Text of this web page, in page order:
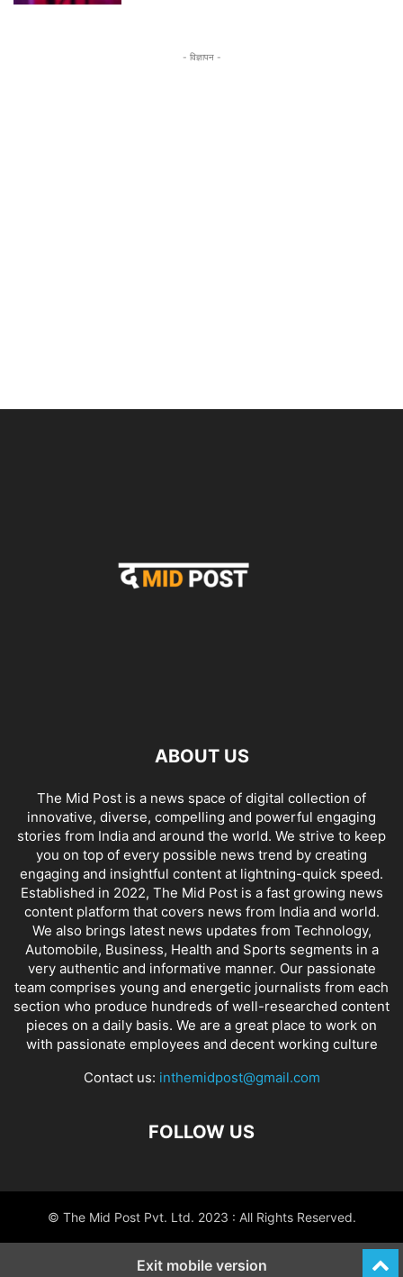
- विज्ञापन -
ABOUT US
The Mid Post is a news space of digital collection of
innovative, diverse, compelling and powerful engaging
stories from India and around the world. We strive to keep
you on top of every possible news trend by creating
engaging and insightful content at lightning-quick speed.
Established in 2022, The Mid Post is a fast growing news
content platform that covers news from India and world.
We also brings latest news updates from Technology,
Automobile, Business, Health and Sports segments in a
very authentic and informative manner. Our passionate
team comprises young and energetic journalists from each
section who produce hundreds of well-researched content
pieces on a daily basis. We are a great place to work on
with passionate employees and decent working culture
Contact us: inthemidpost@gmail.com
FOLLOW US
© The Mid Post Pvt. Ltd. 2023 : All Rights Reserved.
Exit mobile version